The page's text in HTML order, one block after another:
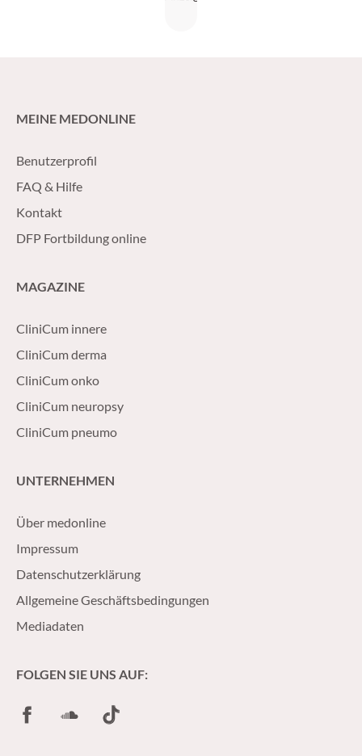
MEINE MEDONLINE
Benutzerprofil
FAQ & Hilfe
Kontakt
DFP Fortbildung online
MAGAZINE
CliniCum innere
CliniCum derma
CliniCum onko
CliniCum neuropsy
CliniCum pneumo
UNTERNEHMEN
Über medonline
Impressum
Datenschutzerklärung
Allgemeine Geschäftsbedingungen
Mediadaten
FOLGEN SIE UNS AUF:
FacebookSoundCloud
TikTok